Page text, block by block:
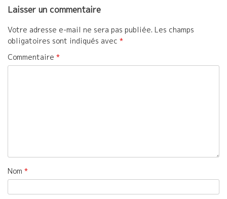
Laisser un commentaire
Votre adresse e-mail ne sera pas publiée. Les champs
obligatoires sont indiqués avec *
Commentaire *
Nom *